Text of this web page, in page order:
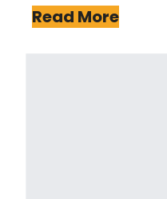
Read More